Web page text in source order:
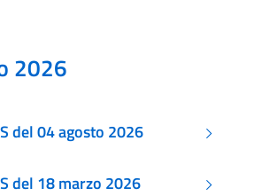
2026
del 04 agosto 2026
del 18 marzo 2026